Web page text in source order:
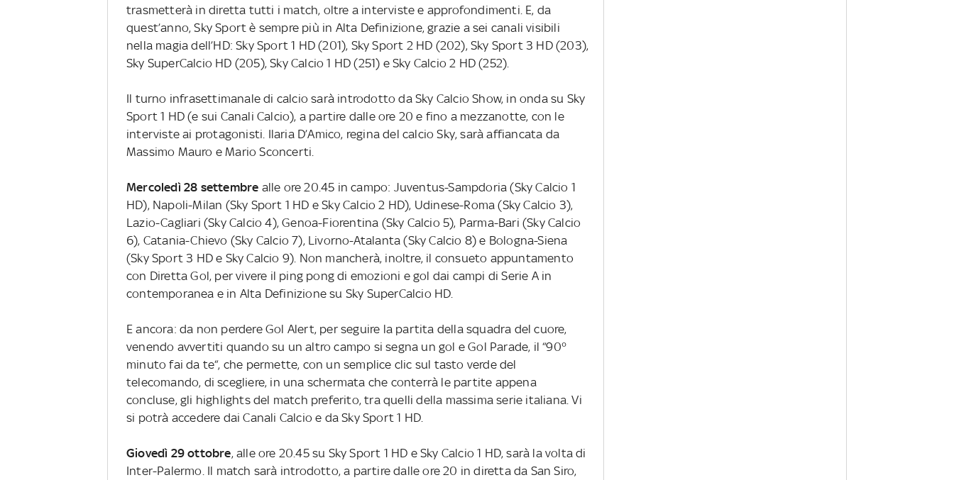
trasmetterà in diretta tutti i match, oltre a interviste e approfondimenti. E, da
quest’anno, Sky Sport è sempre più in Alta Definizione, grazie a sei canali visibili
nella magia dell’HD: Sky Sport 1 HD (201), Sky Sport 2 HD (202), Sky Sport 3 HD (203),
Sky SuperCalcio HD (205), Sky Calcio 1 HD (251) e Sky Calcio 2 HD (252).
Il turno infrasettimanale di calcio sarà introdotto da Sky Calcio Show, in onda su Sky
Sport 1 HD (e sui Canali Calcio), a partire dalle ore 20 e fino a mezzanotte, con le
interviste ai protagonisti. Ilaria D’Amico, regina del calcio Sky, sarà affiancata da
Massimo Mauro e Mario Sconcerti.
Mercoledì 28 settembre alle ore 20.45 in campo: Juventus-Sampdoria (Sky Calcio 1
HD), Napoli-Milan (Sky Sport 1 HD e Sky Calcio 2 HD), Udinese-Roma (Sky Calcio 3),
Lazio-Cagliari (Sky Calcio 4), Genoa-Fiorentina (Sky Calcio 5), Parma-Bari (Sky Calcio
6), Catania-Chievo (Sky Calcio 7), Livorno-Atalanta (Sky Calcio 8) e Bologna-Siena
(Sky Sport 3 HD e Sky Calcio 9). Non mancherà, inoltre, il consueto appuntamento
con Diretta Gol, per vivere il ping pong di emozioni e gol dai campi di Serie A in
contemporanea e in Alta Definizione su Sky SuperCalcio HD.
E ancora: da non perdere Gol Alert, per seguire la partita della squadra del cuore,
venendo avvertiti quando su un altro campo si segna un gol e Gol Parade, il “90°
minuto fai da te“, che permette, con un semplice clic sul tasto verde del
telecomando, di scegliere, in una schermata che conterrà le partite appena
concluse, gli highlights del match preferito, tra quelli della massima serie italiana. Vi
si potrà accedere dai Canali Calcio e da Sky Sport 1 HD.
Giovedì 29 ottobre, alle ore 20.45 su Sky Sport 1 HD e Sky Calcio 1 HD, sarà la volta di
Inter-Palermo. Il match sarà introdotto, a partire dalle ore 20 in diretta da San Siro,